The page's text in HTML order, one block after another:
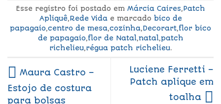
Esse registro foi postado em Márcia Caires,Patch
Apliquê,Rede Vidae marcado bico de
papagaio,centro de mesa,cozinha,Decorart,flor bico
de papagaio,flor de Natal,natal,patch
richelieu,régua patch richelieu.
Maura Castro –
Estojo de costura
para bolsas
Luciene Ferretti –
Patch aplique em
toalha